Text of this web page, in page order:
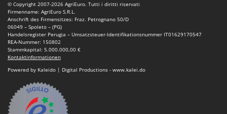
© Copyright 2007-2026 AgriEuro. Tutti i diritti riservati
Firmenname: AgriEuro S.R.L.
Anschrift des Firmensitzes: Fraz. Petrognano 50/D
06049 – Spoleto – (PG)
Handelsregister Perugia – Umsatzsteuer-Identifikationsnummer IT01629170547
REA-Nummer: 150802
Stammkapital: 5.000.000,00 €
Kontaktinformationen
Powered by Kaleido | Digital Productions - www.kalei.do